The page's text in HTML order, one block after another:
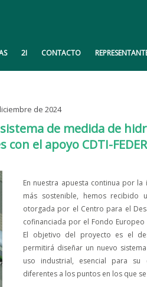
2I CONTACTO
de 2024
de medida de
el apoyo CDTI-FEDER
En nuestra apuesta continua por
más sostenible, hemos recibido
otorgada por el Centro para el
cofinanciada por el Fondo Europeo
El objetivo del proyecto es el
permitirá diseñar un nuevo
uso industrial, esencial para su
diferentes a los puntos en los que